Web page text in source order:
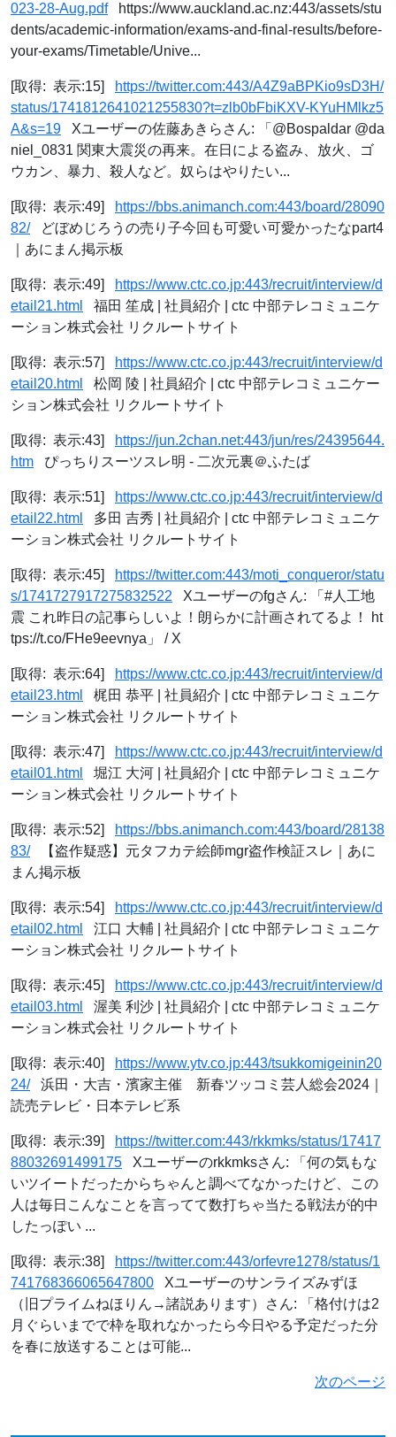
023-28-Aug.pdfhttps://www.auckland.ac.nz:443/assets/stu
dents/academic-information/exams-and-final-results/before-
your-exams/Timetable/Unive...
[取得: 表示:15]
https://twitter.com:443/A4Z9aBPKio9sD3H/
status/1741812641021255830?t=zlb0bFbiKXV-KYuHMlkz5
A&s=19 Xユーザーの佐藤あきらさん: 「@Bospaldar @da
niel_0831 関東大震災の再来。在日による盗み、放火、ゴ
ウカン、暴力、殺人など。奴らはやりたい...
[取得: 表示:49]
https://bbs.animanch.com:443/board/28090
82/どぼめじろうの売り子今回も可愛い可愛かったなpart4
｜あにまん掲示板
[取得: 表示:49]
https://www.ctc.co.jp:443/recruit/interview/d
etail21.html
福田 笙成 | 社員紹介 | ctc 中部テレコミュニケ
ーション株式会社 リクルートサイト
[取得: 表示:57]
https://www.ctc.co.jp:443/recruit/interview/d
etail20.html
松岡 陵 | 社員紹介 | ctc 中部テレコミュニケー
ション株式会社 リクルートサイト
[取得: 表示:43]
https://jun.2chan.net:443/jun/res/24395644.
htm ぴっちりスーツスレ明 - 二次元裏＠ふたば
[取得: 表示:51]
https://www.ctc.co.jp:443/recruit/interview/d
etail22.html
多田 吉秀 | 社員紹介 | ctc 中部テレコミュニケ
ーション株式会社 リクルートサイト
[取得: 表示:45]
https://twitter.com:443/moti_conqueror/statu
s/1741727917275832522 Xユーザーのfgさん: 「#人工地
震 これ昨日の記事らしいよ！朗らかに計画されてるよ！ ht
tps://t.co/FHe9eevnya」 / X
[取得: 表示:64]
https://www.ctc.co.jp:443/recruit/interview/d
etail23.html
梶田 恭平 | 社員紹介 | ctc 中部テレコミュニケ
ーション株式会社 リクルートサイト
[取得: 表示:47]
https://www.ctc.co.jp:443/recruit/interview/d
etail01.html
堀江 大河 | 社員紹介 | ctc 中部テレコミュニケ
ーション株式会社 リクルートサイト
[取得: 表示:52]
https://bbs.animanch.com:443/board/28138
83/【盗作疑惑】元タフカテ絵師mgr盗作検証スレ｜あに
まん掲示板
[取得: 表示:54]
https://www.ctc.co.jp:443/recruit/interview/d
etail02.html
江口 大輔 | 社員紹介 | ctc 中部テレコミュニケ
ーション株式会社 リクルートサイト
[取得: 表示:45]
https://www.ctc.co.jp:443/recruit/interview/d
etail03.html
渥美 利沙 | 社員紹介 | ctc 中部テレコミュニケ
ーション株式会社 リクルートサイト
[取得: 表示:40]
https://www.ytv.co.jp:443/tsukkomigeinin20
24/浜田・大吉・濱家主催 新春ツッコミ芸人総会2024｜
読売テレビ・日本テレビ系
[取得: 表示:39]
https://twitter.com:443/rkkmks/status/17417
88032691499175 Xユーザーのrkkmksさん: 「何の気もな
いツイートだったからちゃんと調べてなかったけど、この
人は毎日こんなことを言ってて数打ちゃ当たる戦法が的中
したっぽい ...
[取得: 表示:38]
https://twitter.com:443/orfevre1278/status/1
741768366065647800 Xユーザーのサンライズみずほ
（旧プライムねほりん→諸説あります）さん: 「格付けは2
月ぐらいまでで枠を取れなかったら今日やる予定だった分
を春に放送することは可能...
次のページ